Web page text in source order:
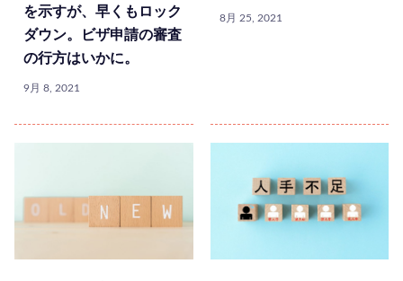
を示すが、早くもロック
ダウン。ビザ申請の審査
の行方はいかに。
9月 8, 2021
8月 25, 2021